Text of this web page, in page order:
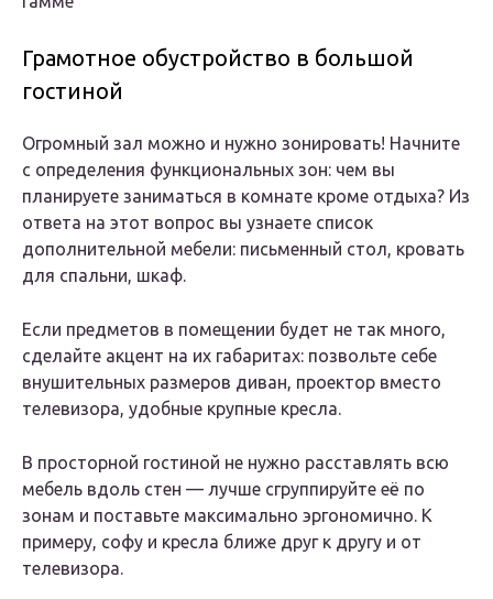
Грамотное обустройство в большой
гостиной
Огромный зал можно и нужно зонировать! Начните
с определения функциональных зон: чем вы
планируете заниматься в комнате кроме отдыха? Из
ответа на этот вопрос вы узнаете список
дополнительной мебели: письменный стол, кровать
для спальни, шкаф.
Если предметов в помещении будет не так много,
сделайте акцент на их габаритах: позвольте себе
внушительных размеров диван, проектор вместо
телевизора, удобные крупные кресла.
В просторной гостиной не нужно расставлять всю
мебель вдоль стен — лучше сгруппируйте её по
зонам и поставьте максимально эргономично. К
примеру, софу и кресла ближе друг к другу и от
телевизора.